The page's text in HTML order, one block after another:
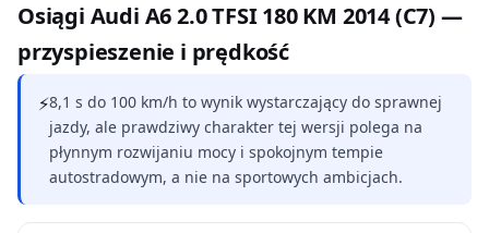
Osiągi Audi A6 2.0 TFSI 180 KM 2014 (C7) —
przyspieszenie i prędkość
⚡8,1 s do 100 km/h to wynik wystarczający do sprawnej
jazdy, ale prawdziwy charakter tej wersji polega na
płynnym rozwijaniu mocy i spokojnym tempie
autostradowym, a nie na sportowych ambicjach.